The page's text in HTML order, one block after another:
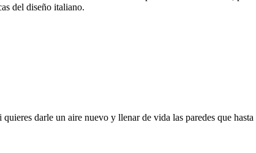
del diseño italiano.
darle un aire nuevo y llenar de vida las paredes que